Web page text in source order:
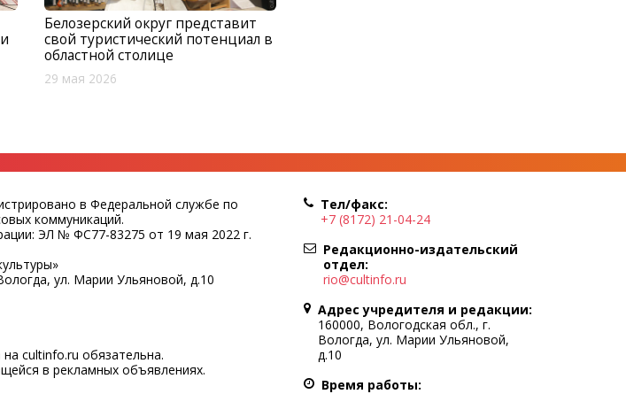
Белозерский округ представит
свой туристический потенциал в
областной столице
29 мая 2026
в Федеральной службе по
коммуникаций.
ЭЛ № ФС77-83275 от 19 мая 2022 г.
ул. Марии Ульяновой, д.10
cultinfo.ru обязательна.
в рекламных объявлениях.
Тел/факс:
+7 (8172) 21-04-24
Редакционно-издательский
отдел:
rio@cultinfo.ru
Адрес учредителя и редакции:
160000, Вологодская обл., г.
Вологда, ул. Марии Ульяновой,
д.10
Время работы: